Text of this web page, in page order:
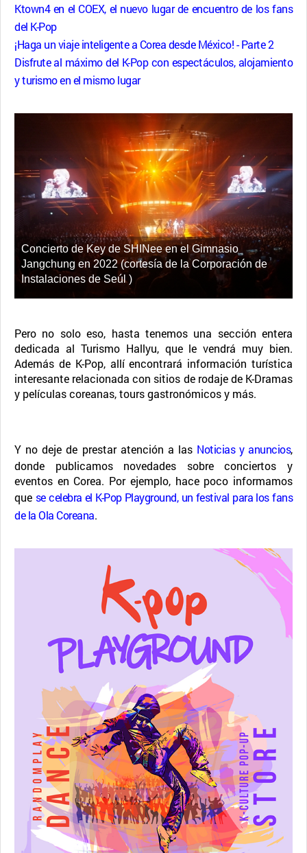
Ktown4 en el COEX, el nuevo lugar de encuentro de los fans
del K-Pop
¡Haga un viaje inteligente a Corea desde México! - Parte 2
Disfrute al máximo del K-Pop con espectáculos, alojamiento
y turismo en el mismo lugar
Concierto de Key de SHINee en el Gimnasio
Jangchung en 2022 (cortesía de la Corporación de
Instalaciones de Seúl )
Pero no solo eso, hasta tenemos una sección entera
dedicada al Turismo Hallyu, que le vendrá muy bien.
Además de K-Pop, allí encontrará información turística
interesante relacionada con sitios de rodaje de K-Dramas
y películas coreanas, tours gastronómicos y más.
Y no deje de prestar atención a las Noticias y anuncios,
donde publicamos novedades sobre conciertos y
eventos en Corea. Por ejemplo, hace poco informamos
que se celebra el K-Pop Playground, un festival para los fans
de la Ola Coreana.